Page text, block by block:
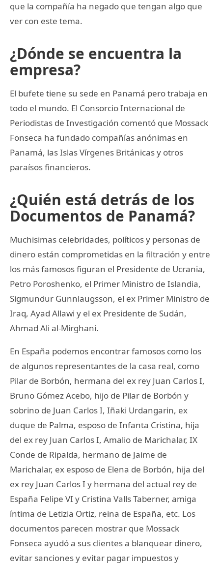
que la compañía ha negado que tengan algo que
ver con este tema.
¿Dónde se encuentra la
empresa?
El bufete tiene su sede en Panamá pero trabaja en
todo el mundo. El Consorcio Internacional de
Periodistas de Investigación comentó que Mossack
Fonseca ha fundado compañías anónimas en
Panamá, las Islas Vírgenes Británicas y otros
paraísos financieros.
¿Quién está detrás de los
Documentos de Panamá?
Muchisimas celebridades, políticos y personas de
dinero están comprometidas en la filtración y entre
los más famosos figuran el Presidente de Ucrania,
Petro Poroshenko, el Primer Ministro de Islandia,
Sigmundur Gunnlaugsson, el ex Primer Ministro de
Iraq, Ayad Allawi y el ex Presidente de Sudán,
Ahmad Ali al-Mirghani.
En España podemos encontrar famosos como los
de algunos representantes de la casa real, como
Pilar de Borbón, hermana del ex rey Juan Carlos I,
Bruno Gómez Acebo, hijo de Pilar de Borbón y
sobrino de Juan Carlos I, Iñaki Urdangarin, ex
duque de Palma, esposo de Infanta Cristina, hija
del ex rey Juan Carlos I, Amalio de Marichalar, IX
Conde de Ripalda, hermano de Jaime de
Marichalar, ex esposo de Elena de Borbón, hija del
ex rey Juan Carlos I y hermana del actual rey de
España Felipe VI y Cristina Valls Taberner, amiga
íntima de Letizia Ortiz, reina de España, etc. Los
documentos parecen mostrar que Mossack
Fonseca ayudó a sus clientes a blanquear dinero,
evitar sanciones y evitar pagar impuestos y